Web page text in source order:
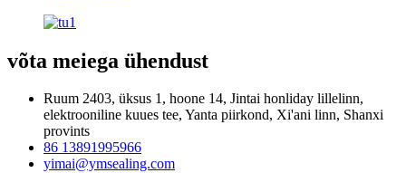
võta meiega ühendust
Ruum 2403, üksus 1, hoone 14, Jintai honliday lillelinn,
elektrooniline kuues tee, Yanta piirkond, Xi'ani linn, Shanxi
provints
86 13891995966
yimai@ymsealing.com